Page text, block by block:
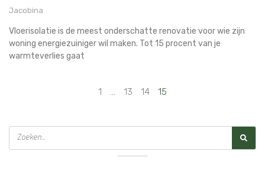
Jacobina
Vloerisolatie is de meest onderschatte renovatie voor wie zijn
woning energiezuiniger wil maken. Tot 15 procent van je
warmteverlies gaat
1 … 13 14 15